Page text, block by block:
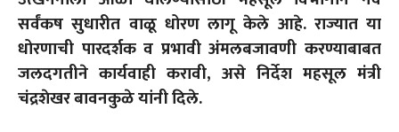
सर्वंकष सुधारीत वाळू धोरण लागू केले आहे. राज्यात या
धोरणाची पारदर्शक व प्रभावी अंमलबजावणी करण्याबाबत
जलदगतीने कार्यवाही करावी, असे निर्देश महसूल मंत्री
चंद्रशेखर बावनकुळे यांनी दिले.